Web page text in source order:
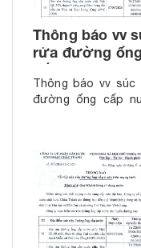
Thông báo vv
rửa đường ống
cấp nước trên
mạng lưới
8.2026)
Thông báo vv súc
đường ống cấp